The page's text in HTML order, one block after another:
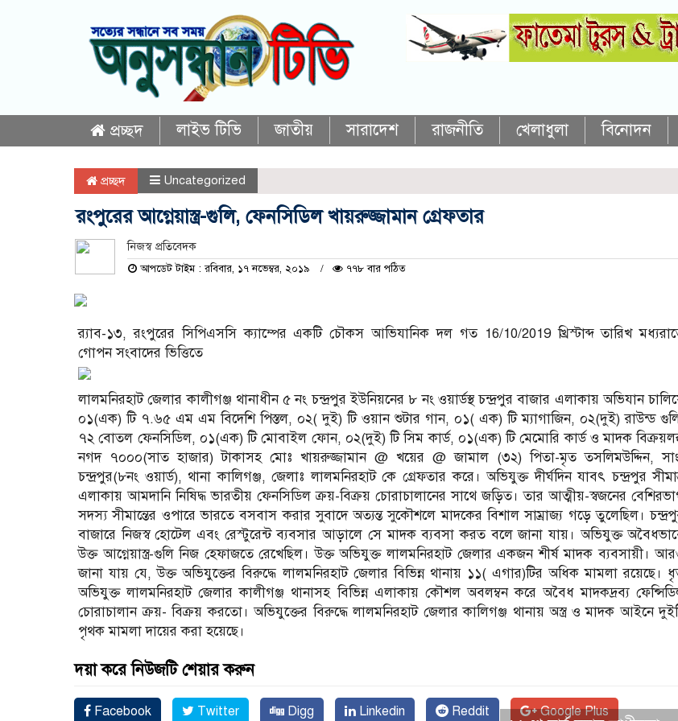
প্রচ্ছদ লাইভ টিভি জাতীয় সারাদেশ রাজনীতি খেলাধুলা বিনোদন
প্রচ্ছদ Uncategorized
রংপুরের আগ্নেয়াস্ত্র-গুলি, ফেনসিডিল খায়রুজ্জামান গ্রেফতার
নিজস্ব প্রতিবেদক
আপডেট টাইম : রবিবার, ১৭ নভেম্বর, ২০১৯ ৭৭৮ বার পঠিত
র‍্যাব-১৩, রংপুরের সিপিএসসি ক্যাম্পের একটি চৌকস আভিযানিক দল গত 16/10/2019 খ্রিস্টাব্দ তারিখ
গোপন সংবাদের ভিত্তিতে
লালমনিরহাট জেলার কালীগঞ্জ থানাধীন ৫ নং চন্দ্রপুর ইউনিয়নের ৮ নং ওয়ার্ডস্থ চন্দ্রপুর বাজার এলাকায় অভিযান
০১(এক) টি ৭.৬৫ এম এম বিদেশি পিস্তল, ০২( দুই) টি ওয়ান শুটার গান, ০১( এক) টি ম্যাগাজিন, ০২(দুই) রাউন্ড
৭২ বোতল ফেনসিডিল, ০১(এক) টি মোবাইল ফোন, ০২(দুই) টি সিম কার্ড, ০১(এক) টি মেমোরি কার্ড ও মাদক
নগদ ৭০০০(সাত হাজার) টাকাসহ মোঃ খায়রুজ্জামান @ খয়ের @ জামাল (৩২) পিতা-মৃত তসলিমউদ্দিন,
চন্দ্রপুর(৮নং ওয়ার্ড), থানা কালিগঞ্জ, জেলাঃ লালমনিরহাট কে গ্রেফতার করে। অভিযুক্ত দীর্ঘদিন যাবৎ চন্দ্রপুর
এলাকায় আমদানি নিষিদ্ধ ভারতীয় ফেনসিডিল ক্রয়-বিক্রয় চোরাচালানের সাথে জড়িত। তার আত্মীয়-স্বজনের
সদস্য সীমান্তের ওপারে ভারতে বসবাস করার সুবাদে অত্যন্ত সুকৌশলে মাদকের বিশাল সাম্রাজ্য গড়ে তুলেছিল।
বাজারে নিজস্ব হোটেল এবং রেস্টুরেন্ট ব্যবসার আড়ালে সে মাদক ব্যবসা করত বলে জানা যায়। অভিযুক্ত
উক্ত আগ্নেয়াস্ত্র-গুলি নিজ হেফাজতে রেখেছিল। উক্ত অভিযুক্ত লালমনিরহাট জেলার একজন শীর্ষ মাদক ব্যবসায়ী।
জানা যায় যে, উক্ত অভিযুক্তের বিরুদ্ধে লালমনিরহাট জেলার বিভিন্ন থানায় ১১( এগার)টির অধিক মামলা রয়েছে।
অভিযুক্ত লালমনিরহাট জেলার কালীগঞ্জ থানাসহ বিভিন্ন এলাকায় কৌশল অবলম্বন করে অবৈধ মাদকদ্রব্য
চোরাচালান ক্রয়- বিক্রয় করতো। অভিযুক্তের বিরুদ্ধে লালমনিরহাট জেলার কালিগঞ্জ থানায় অস্ত্র ও মাদক আইনে
পৃথক মামলা দায়ের করা হয়েছে।
দয়া করে নিউজটি শেয়ার করুন
Facebook Twitter Digg Linkedin Reddit Google Plus